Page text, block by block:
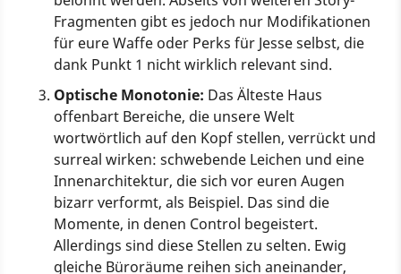
Fragmenten gibt es jedoch nur Modifikationen
für eure Waffe oder Perks für Jesse selbst, die
dank Punkt 1 nicht wirklich relevant sind.
Optische Monotonie: Das Älteste Haus
offenbart Bereiche, die unsere Welt
wortwörtlich auf den Kopf stellen, verrückt und
surreal wirken: schwebende Leichen und eine
Innenarchitektur, die sich vor euren Augen
bizarr verformt, als Beispiel. Das sind die
Momente, in denen Control begeistert.
Allerdings sind diese Stellen zu selten. Ewig
gleiche Büroräume reihen sich aneinander,